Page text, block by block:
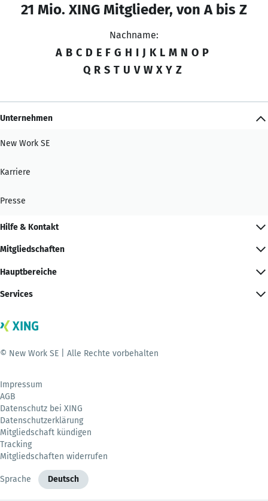
21 Mio. XING Mitglieder, von A bis Z
Nachname:
A B C D E F G H I J K L M N O P
Q R S T U V W X Y Z
Unternehmen
New Work SE
Karriere
Presse
Hilfe & Kontakt
Mitgliedschaften
Hauptbereiche
Services
© New Work SE | Alle Rechte vorbehalten
Impressum
AGB
Datenschutz bei XING
Datenschutzerklärung
Mitgliedschaft kündigen
Tracking
Mitgliedschaften widerrufen
Sprache Deutsch